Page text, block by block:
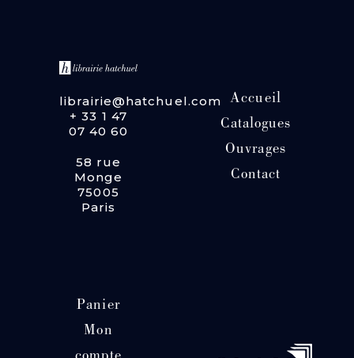
librairie@hatchuel.com
+ 33 1 47
07 40 60
58 rue
Monge
75005
Paris
Accueil
Catalogues
Ouvrages
Contact
Panier
Mon